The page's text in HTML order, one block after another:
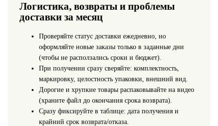
Логистика, возвраты и проблемы
доставки за месяц
Проверяйте статус доставки ежедневно, но
оформляйте новые заказы только в заданные дни
(чтобы не расползались сроки и бюджет).
При получении сразу сверяйте: комплектность,
маркировку, целостность упаковки, внешний вид.
Дорогие и хрупкие товары распаковывайте на видео
(храните файл до окончания срока возврата).
Сразу фиксируйте в таблице: дата получения и
крайний срок возврата/отказа.